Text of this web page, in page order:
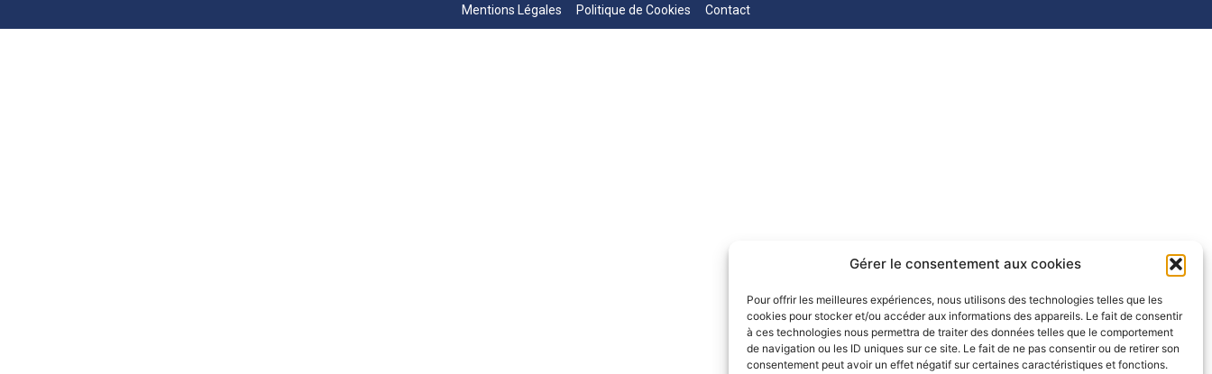
Gérer le consentement aux cookies
Pour offrir les meilleures expériences, nous utilisons des technologies telles que les
cookies pour stocker et/ou accéder aux informations des appareils. Le fait de consentir
à ces technologies nous permettra de traiter des données telles que le comportement
de navigation ou les ID uniques sur ce site. Le fait de ne pas consentir ou de retirer son
consentement peut avoir un effet négatif sur certaines caractéristiques et fonctions.
Mentions Légales Politique de Cookies Contact